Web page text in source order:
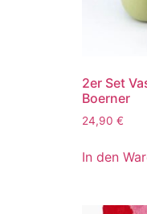
2er Set
Boerner
24,90 €
In den